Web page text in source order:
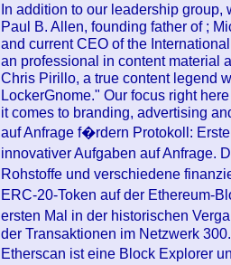
In addition to our leadership
Paul B. Allen, founding father of ;
and current CEO of the
an professional in content material
Chris Pirillo, a true content legend
LockerGnome." Our focus right
it comes to branding, advertising
auf Anfrage f�rdern Protokoll:
innovativer Aufgaben auf Anfrage.
Rohstoffe und verschiedene
ERC-20-Token auf der Ethereum-
ersten Mal in der historischen
der Transaktionen im Netzwerk
Etherscan ist eine Block Explorer